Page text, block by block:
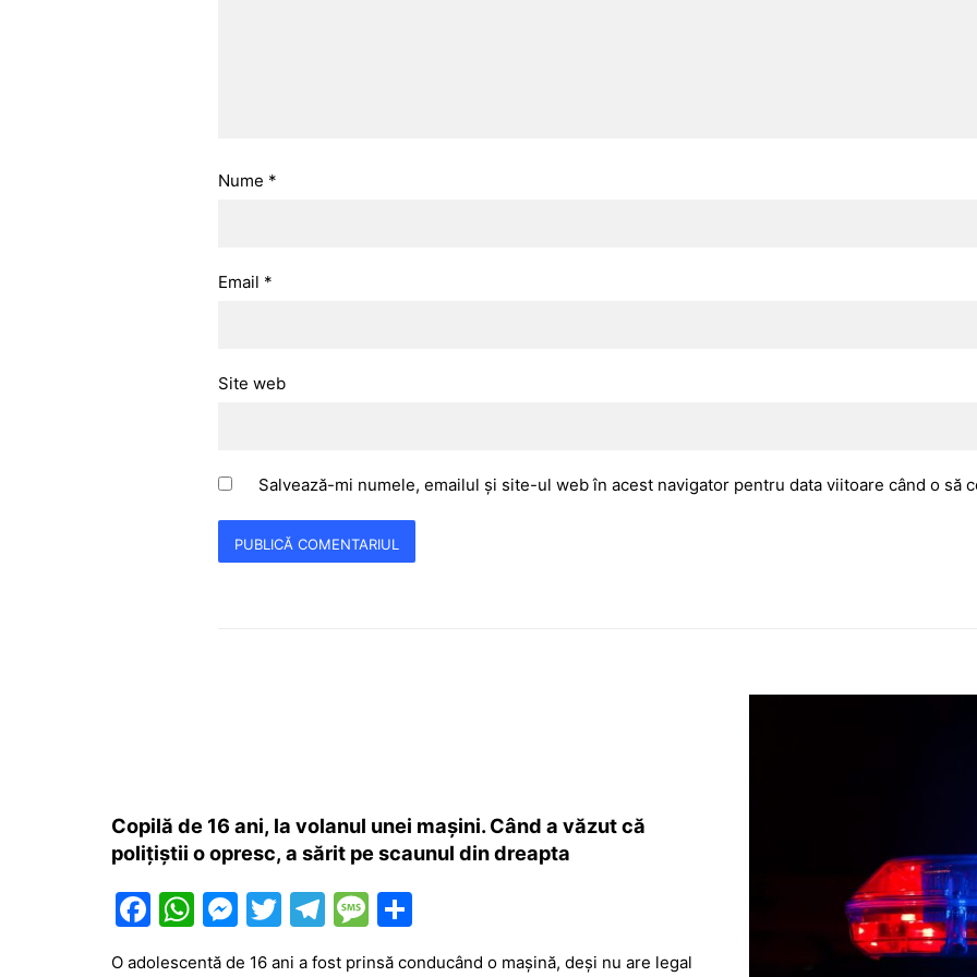
Nume *
Email *
Site web
Salvează-mi numele, emailul și site-ul web în acest navigator pentru data viitoare când o să
Copilă de 16 ani, la volanul unei mașini. Când a văzut că
polițiștii o opresc, a sărit pe scaunul din dreapta
F
W M T
w
T
M
O adolescentă de 16 ani a fost prinsă conducând o mașină, deși nu are legal